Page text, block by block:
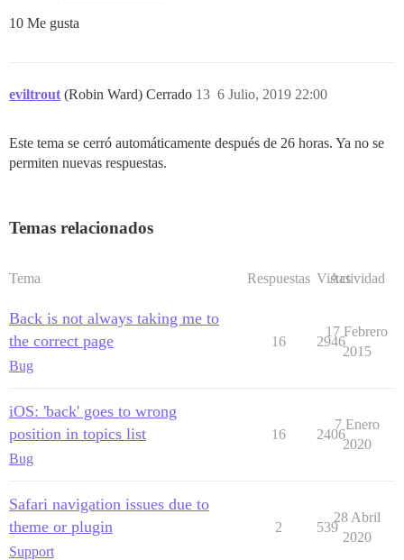
10 Me gusta
eviltrout (Robin Ward) Cerrado 6 Julio, 2019 22:00
13
Este tema se cerró automáticamente después de 26 horas. Ya no se
permiten nuevas respuestas.
Temas relacionados
Tema Respuestas Vistas
Actividad
Back is not always taking me to
the correct page
Bug
16 2946
17 Febrero
2015
iOS: 'back' goes to wrong
position in topics list
Bug
16 2406
7 Enero
2020
Safari navigation issues due to
theme or plugin
Support
2 539
28 Abril
2020